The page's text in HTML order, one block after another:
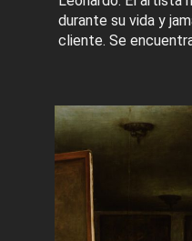
durante su vida y
cliente. Se